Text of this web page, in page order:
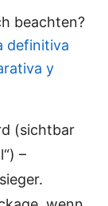
beachten?
definitiva
y
(sichtbar
–